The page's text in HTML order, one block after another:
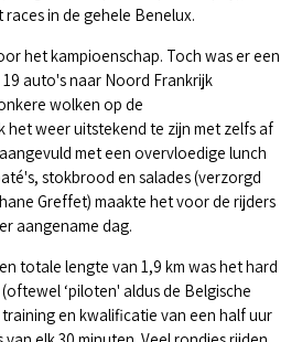
in de gehele Benelux.
het kampioenschap. Toch was er een
auto's naar Noord Frankrijk
wolken op de
weer uitstekend te zijn met zelfs af
met een overvloedige lunch
stokbrood en salades (verzorgd
Greffet) maakte het voor de rijders
aangename dag.
totale lengte van 1,9 km was het hard
‘piloten' aldus de Belgische
en kwalificatie van een half uur